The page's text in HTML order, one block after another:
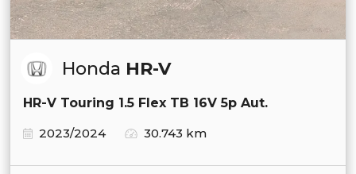
Honda HR-V
HR-V Touring 1.5 Flex TB 16V 5p Aut.
2023/2024
30.743 km